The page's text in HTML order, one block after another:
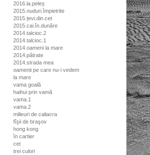
2016.la.peleș
2015.nuduri.împietrite
2015.țevi.din.cet
2015.cai.în.dunăre
2014.talcioc.2
2014.talcioc.1
2014.oameni la mare
2014.pătrate
2014.strada mea
oamenii pe care nu-i vedem
la mare
vama goală
haihui prin vamă
vama.1
vama.2
milieuri de caliacra
fîşii de braşov
hong kong
în cartier
cet
trei culori